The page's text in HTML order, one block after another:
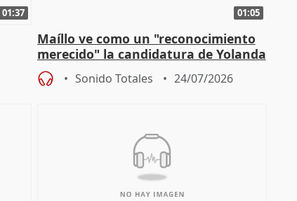
01:37 01:05
Maíllo ve como un "reconocimiento
merecido" la candidatura de Yolanda
Díaz a la OIT
Sonido Totales 24/07/2026